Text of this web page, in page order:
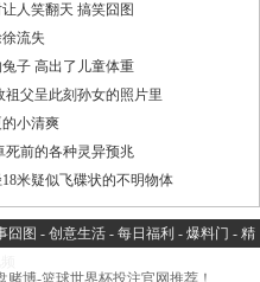
人笑翻天 搞笑囧图
流失
子 高出了儿童体重
祖父呈此刻孙女的照片里
小清爽
死前的各种灵异预兆
米疑似飞碟状的不明物体
囧图 - 创意生活 - 每日福利 - 爆料门 - 精
博-篮球世界杯投注官网推荐！